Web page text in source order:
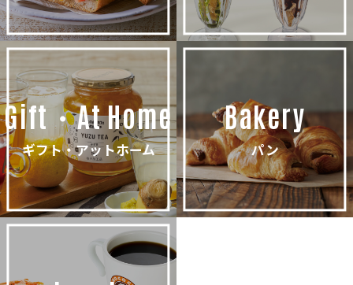
Gift・At Home
ギフト・アットホーム
Bakery
パン